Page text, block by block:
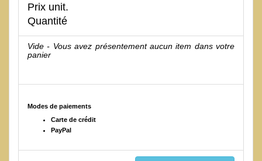
Prix unit.
Quantité
Vide - Vous avez présentement aucun item dans votre
panier
Modes de paiements
Carte de crédit
PayPal